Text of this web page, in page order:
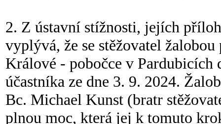
2. Z ústavní stížnosti, jejích
vyplývá, že se stěžovatel
Králové - pobočce v Pardubicích
účastníka ze dne 3. 9. 2024.
Bc. Michael Kunst (bratr
plnou moc, která jej k tomuto